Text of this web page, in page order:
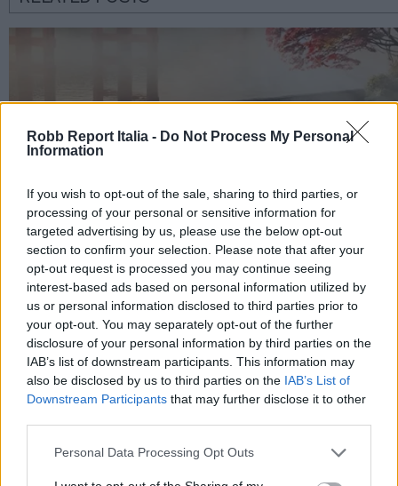
Robb Report Italia - Do Not Process My Personal
Information
If you wish to opt-out of the sale, sharing to third parties, or
processing of your personal or sensitive information for
targeted advertising by us, please use the below opt-out
section to confirm your selection. Please note that after your
opt-out request is processed you may continue seeing
interest-based ads based on personal information utilized by
us or personal information disclosed to third parties prior to
your opt-out. You may separately opt-out of the further
disclosure of your personal information by third parties on the
IAB’s list of downstream participants. This information may
also be disclosed by us to third parties on the IAB’s List of
Downstream Participants that may further disclose it to other
Personal Data Processing Opt Outs
ai samurai